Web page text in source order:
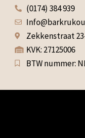
(0174) 384 939
Zekkenstraat
KVK: 27125006
BTW nummer: